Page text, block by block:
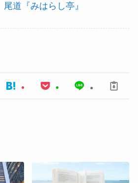
尾道『みはらし亭』